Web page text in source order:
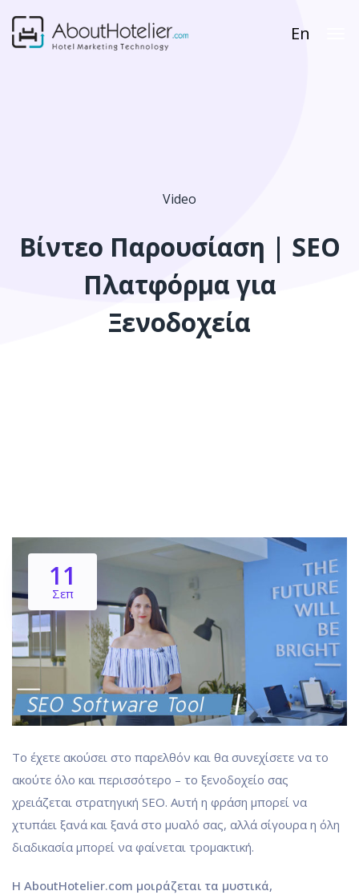
En
Video
Βίντεο Παρουσίαση | SEO
Πλατφόρμα για
Ξενοδοχεία
11
Σεπ
Το έχετε ακούσει στο παρελθόν και θα συνεχίσετε να το
ακούτε όλο και περισσότερο – το ξενοδοχείο σας
χρειάζεται στρατηγική SEO. Αυτή η φράση μπορεί να
χτυπάει ξανά και ξανά στο μυαλό σας, αλλά σίγουρα η όλη
διαδικασία μπορεί να φαίνεται τρομακτική.
Η AboutHotelier.com μοιράζεται τα μυστικά,